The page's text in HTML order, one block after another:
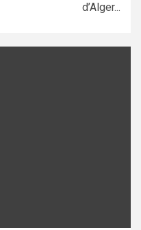
d’Alger...